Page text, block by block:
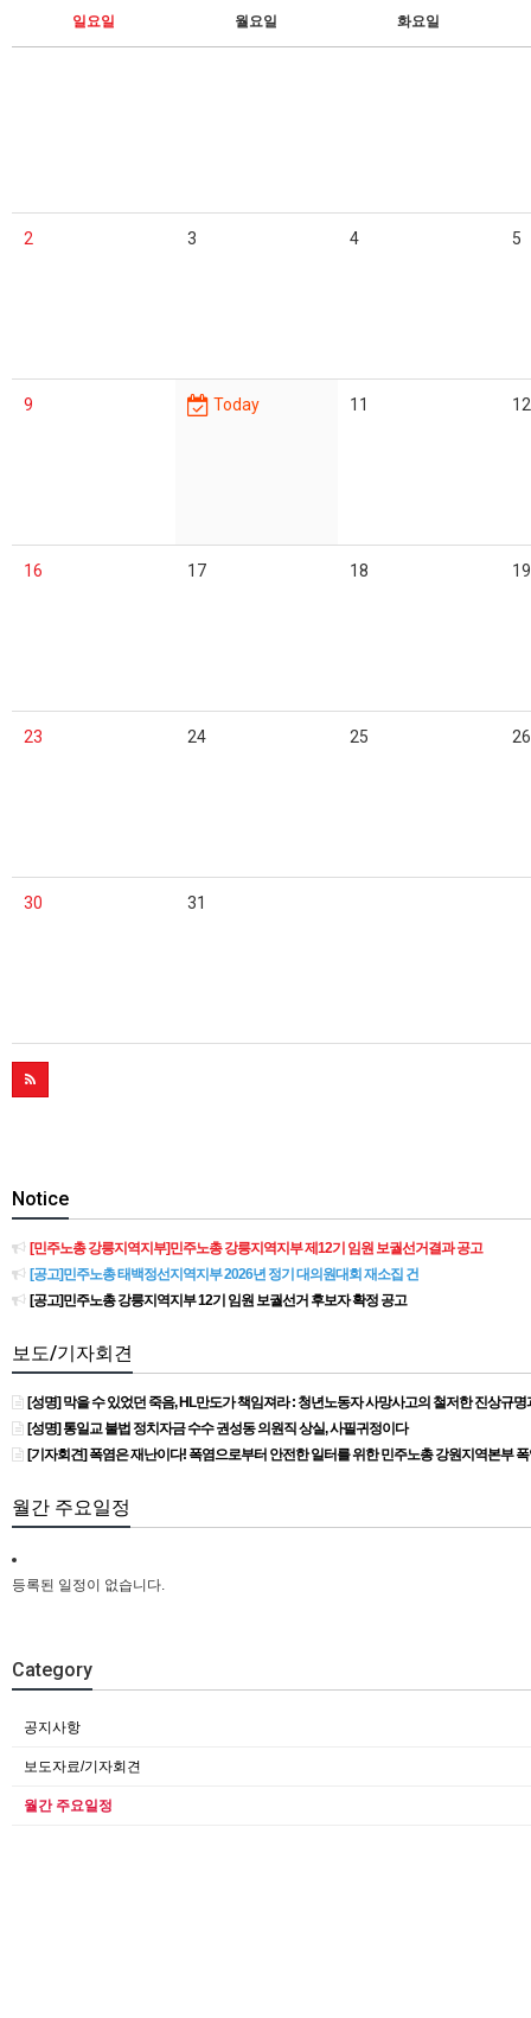
일요일 월요일 화요일
2 3 4 5
9 Today 11 12
16 17 18 19
23 24 25 26
30 31
Notice
[민주노총 강릉지역지부]민주노총 강릉지역지부 제12기 임원 보궐선거결과 공고
[공고]민주노총 태백정선지역지부 2026년 정기 대의원대회 재소집 건
[공고]민주노총 강릉지역지부 12기 임원 보궐선거 후보자 확정 공고
보도/기자회견
[성명] 막을 수 있었던 죽음, HL만도가 책임져라 : 청년노동자 사망사고의 철저한 진상규
[성명] 통일교 불법 정치자금 수수 권성동 의원직 상실, 사필귀정이다
[기자회견] 폭염은 재난이다! 폭염으로부터 안전한 일터를 위한 민주노총 강원지역본부
월간 주요일정
등록된 일정이 없습니다.
Category
공지사항
보도자료/기자회견
월간 주요일정